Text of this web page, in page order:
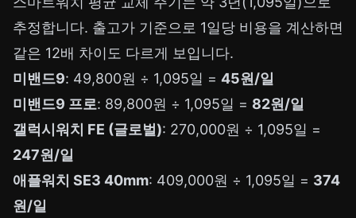
추정합니다. 출고가 기준으로 1일당 비용을 계산하면
같은 12배 차이도 다르게 보입니다.
미밴드9: 49,800원 ÷ 1,095일 = 45원/일
미밴드9 프로: 89,800원 ÷ 1,095일 = 82원/일
갤럭시워치 FE (글로벌): 270,000원 ÷ 1,095일 =
247원/일
애플워치 SE3 40mm: 409,000원 ÷ 1,095일 = 374
원/일